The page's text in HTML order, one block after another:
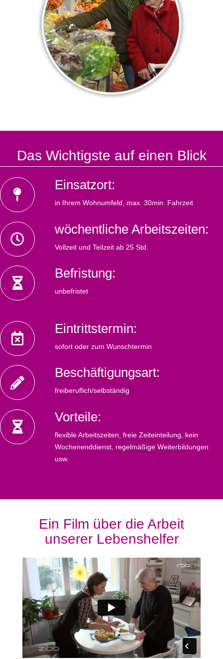
Das Wichtigste auf einen Blick
Einsatzort:
in Ihrem Wohnumfeld, max. 30min. Fahrzeit
wöchentliche Arbeitszeiten:
Vollzeit und Teilzeit ab 25 Std.
Befristung:
unbefristet
Eintrittstermin:
sofort oder zum Wunschtermin
Beschäftigungsart:
freiberuflich/selbständig
Vorteile:
flexible Arbeitszeiten, freie Zeiteinteilung, kein
Wochenenddienst, regelmäßige Weiterbildungen
usw.
Ein Film über die Arbeit
unserer Lebenshelfer